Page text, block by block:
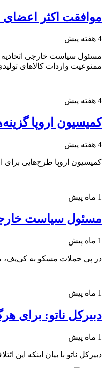
موافقت اکثر اعضای
4 هفته پیش
مسئول سیاست خارجی اتحادیه
ممنوعیت واردات کالاهای
4 هفته پیش
کمیسیون اروپا
4 هفته پیش
کمیسیون اروپا طرح‌هایی برای
1 ماه پیش
مسئول سیاست خارجی
1 ماه پیش
در پی حملات مسکو به کی‌یف،
1 ماه پیش
دبیرکل ناتو: برای
1 ماه پیش
دبیرکل ناتو با بیان اینکه